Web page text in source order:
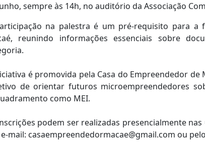
sempre às 14h, no auditório da Associação
na palestra é um pré-requisito para a
reunindo informações essenciais sobre
é promovida pela Casa do Empreendedor
de orientar futuros microempreendedores
como MEI.
podem ser realizadas presencialmente
mail: casaempreendedormacae@gmail.com ou